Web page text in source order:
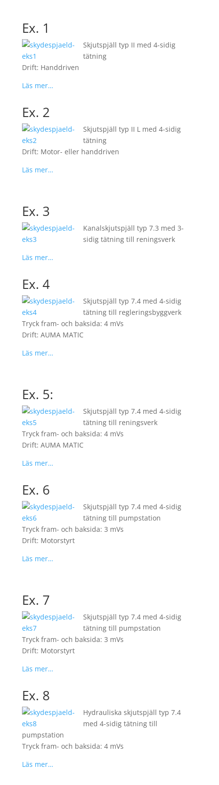
Ex. 1
Skjutspjäll typ II med 4-sidig
tätning
Drift: Handdriven
Läs mer…
Ex. 2
Skjutspjäll typ II L med 4-sidig
tätning
Drift: Motor- eller handdriven
Läs mer…
Ex. 3
Kanalskjutspjäll typ 7.3 med 3-
sidig tätning till reningsverk
Läs mer…
Ex. 4
Skjutspjäll typ 7.4 med 4-sidig
tätning till regleringsbyggverk
Tryck fram- och baksida: 4 mVs
Drift: AUMA MATIC
Läs mer…
Ex. 5:
Skjutspjäll typ 7.4 med 4-sidig
tätning till reningsverk
Tryck fram- och baksida: 4 mVs
Drift: AUMA MATIC
Läs mer…
Ex. 6
Skjutspjäll typ 7.4 med 4-sidig
tätning till pumpstation
Tryck fram- och baksida: 3 mVs
Drift: Motorstyrt
Läs mer…
Ex. 7
Skjutspjäll typ 7.4 med 4-sidig
tätning till pumpstation
Tryck fram- och baksida: 3 mVs
Drift: Motorstyrt
Läs mer…
Ex. 8
Hydrauliska skjutspjäll typ 7.4
med 4-sidig tätning till
pumpstation
Tryck fram- och baksida: 4 mVs
Läs mer…